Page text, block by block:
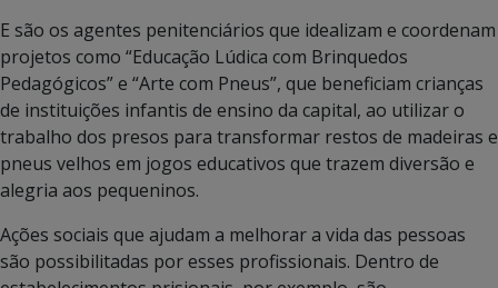
E são os agentes penitenciários que idealizam e coordenam
projetos como “Educação Lúdica com Brinquedos
Pedagógicos” e “Arte com Pneus”, que beneficiam crianças
de instituições infantis de ensino da capital, ao utilizar o
trabalho dos presos para transformar restos de madeiras e
pneus velhos em jogos educativos que trazem diversão e
alegria aos pequeninos.
Ações sociais que ajudam a melhorar a vida das pessoas
são possibilitadas por esses profissionais. Dentro de